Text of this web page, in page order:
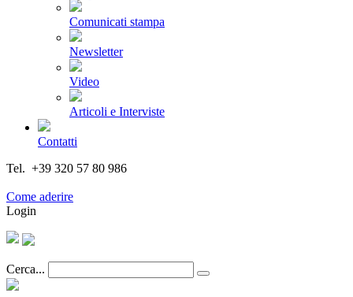
Comunicati stampa
Newsletter
Video
Articoli e Interviste
Contatti
Tel. +39 320 57 80 986
Come aderire
Login
Cerca...